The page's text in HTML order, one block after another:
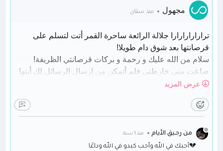
مجهول منذ سنتان
ترارارارارارا جلالة الرائعة ساحرة القمر أتت لتسلم على
قرصانتها بعد شوق دام طويلا!
سلام من الله عليك و رحمة و بركات قرصانتي الظريفة!
ضاعت مني خارطتي فلم أتمكن من إرسال الرسائل لك أيتها
الغالية لكني كنت أستودعك الله و أرجو أن توصل الأسماك لك
كيف الحل أيتها القرصانة؟ كيف هو قاربك مع عواصف
الشتاء؟ أغلقي شراعك جيدا و أبحري حتى لا تأخذك رياح البحر
لوجهة لا ترغبين بها، أو وجهي شراعك لحيث تريدين أنت يا
غالية 🌸
عرض المزيد
من رحيق الأيام منذ 1 سنة
أحبك في الله وأحب كيدو في الله وداعًا💔